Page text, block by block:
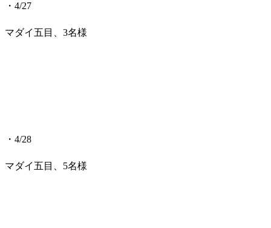
・4/27
マダイ五目、3名様
・4/28
マダイ五目、5名様